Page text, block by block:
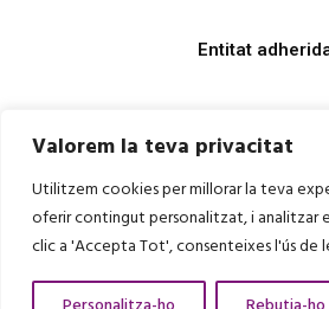
Valorem la teva privacitat
Utilitzem cookies per millorar la teva
oferir contingut personalitzat, i analitzar
clic a 'Accepta Tot', consenteixes l'ús de
Entitat